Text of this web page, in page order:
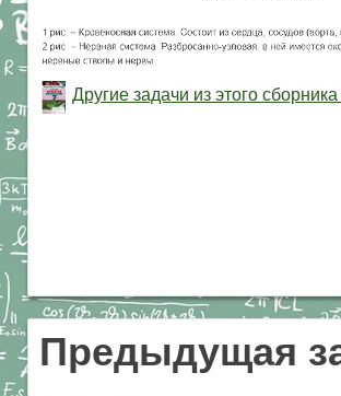
Другие задачи из этого
Предыдущая